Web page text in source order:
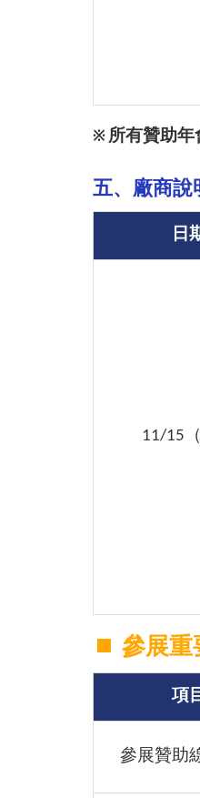
※所有贊助年
五、廠商說
日
11/15
參展重
項
參展贊助